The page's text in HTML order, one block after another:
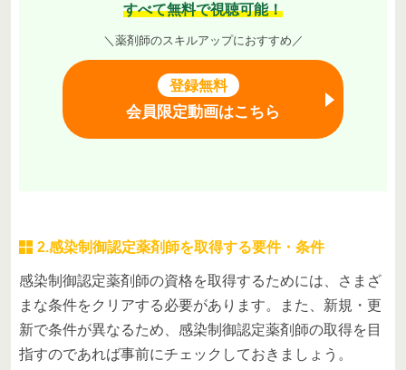
すべて無料で視聴可能！
＼薬剤師のスキルアップにおすすめ／
登録無料
会員限定動画はこちら
2.感染制御認定薬剤師を取得する要件・条件
感染制御認定薬剤師の資格を取得するためには、さまざ
まな条件をクリアする必要があります。また、新規・更
新で条件が異なるため、感染制御認定薬剤師の取得を目
指すのであれば事前にチェックしておきましょう。